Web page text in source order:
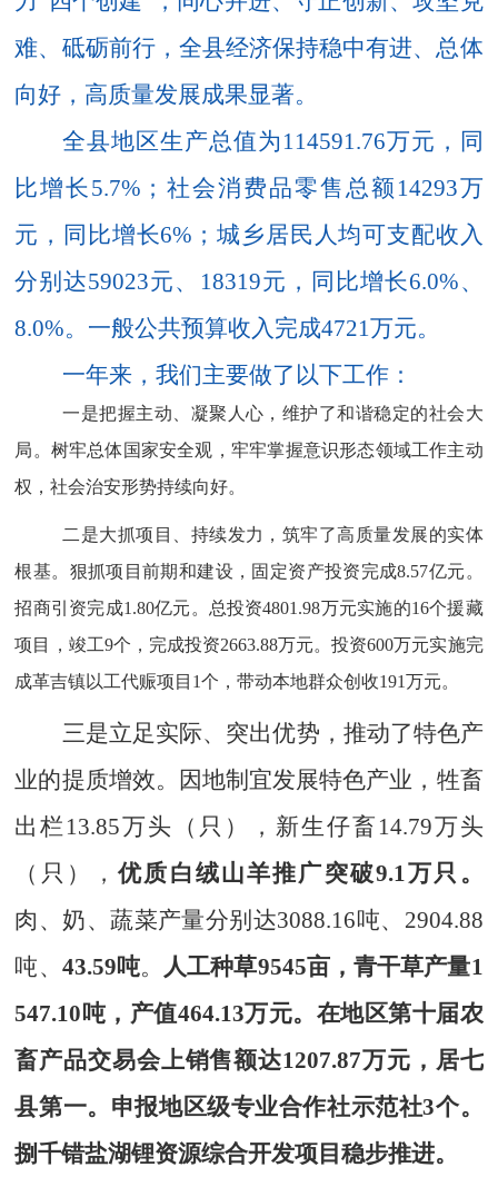
难、砥砺前行，全县经济保持稳中有进、总体
向好，高质量发展成果显著。
全县地区生产总值为 114591.76万元，同
比增长5.7% ；社会消费品零售总额 14293万
元，同比增长6% ；城乡居民人均可支配收入
分别达59023元、 18319元，同比增长6.0%、
8.0%。一般公共预算收入完成4721万元。
一年来，我们主要做了以下工作：
一是把握主动、凝聚人心，维护了和谐稳定的社会大
局。 树牢总体国家安全观， 牢牢掌握意识形态领域工作主动
权，社会治安形势持续向好。
二是大抓项目、持续发力，筑牢了高质量发展的实体
根基。 狠抓项目前期和建设，固定资产投资完成8.57亿元。
招商引资完成1.80亿元。总投资4801.98万元实施的16个援藏
项目，竣工9个，完成投资2663.88万元。投资600万元实施完
成革吉镇以工代赈项目 1个，带动本地群众创收191万元。
三是立足实际、突出优势，推动了特色产
业的提质增效。
因地制宜发展特色产业， 牲畜
出栏 13.85万头（只），新生仔畜 14.79万头
（只），优质白绒山羊推广突破9.1万只。
肉、奶、蔬菜产量分别达3088.16吨、 2904.88
吨、 43.59吨。 人工种草9545亩，青干草产量1
547.10吨，产值464.13万元。在地区第十届农
畜产品交易会上销售额达1207.87万元，居七
县第一。 申报地区级专业合作社示范社3个。
捌千错盐湖锂资源综合开发项目稳步推进。